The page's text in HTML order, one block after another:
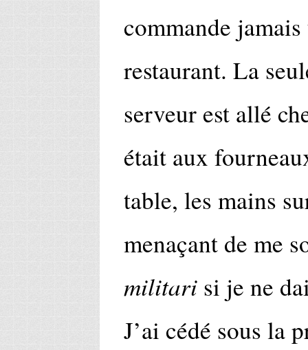
commande
restaurant. La
serveur est allé
était aux
table, les mains
menaçant de me
militari si je ne
J’ai cédé sous la